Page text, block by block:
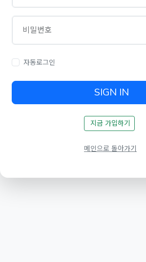
비밀번호
자동로그인
SIGN IN
지금 가입하기
메인으로 돌아가기